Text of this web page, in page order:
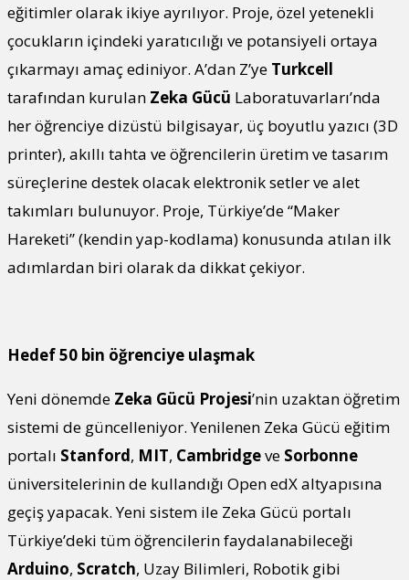
eğitimler olarak ikiye ayrılıyor. Proje, özel yetenekli
çocukların içindeki yaratıcılığı ve potansiyeli ortaya
çıkarmayı amaç ediniyor. A’dan Z’ye Turkcell
tarafından kurulan Zeka Gücü Laboratuvarları’nda
her öğrenciye dizüstü bilgisayar, üç boyutlu yazıcı (3D
printer), akıllı tahta ve öğrencilerin üretim ve tasarım
süreçlerine destek olacak elektronik setler ve alet
takımları bulunuyor. Proje, Türkiye’de “Maker
Hareketi” (kendin yap-kodlama) konusunda atılan ilk
adımlardan biri olarak da dikkat çekiyor.
Hedef 50 bin öğrenciye ulaşmak
Yeni dönemde Zeka Gücü Projesi’nin uzaktan öğretim
sistemi de güncelleniyor. Yenilenen Zeka Gücü eğitim
portalı Stanford, MIT, Cambridgeve Sorbonne
üniversitelerinin de kullandığı Open edX altyapısına
geçiş yapacak. Yeni sistem ile Zeka Gücü portalı
Türkiye’deki tüm öğrencilerin faydalanabileceği
Arduino, Scratch, Uzay Bilimleri, Robotik gibi